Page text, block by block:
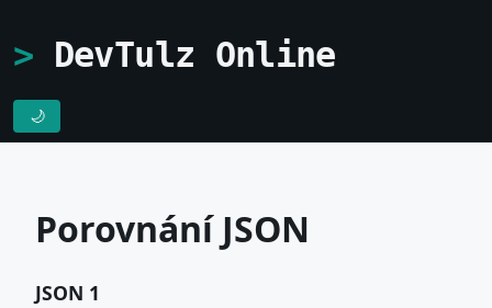
DevTulz Online
🌙
Porovnání JSON
JSON 1